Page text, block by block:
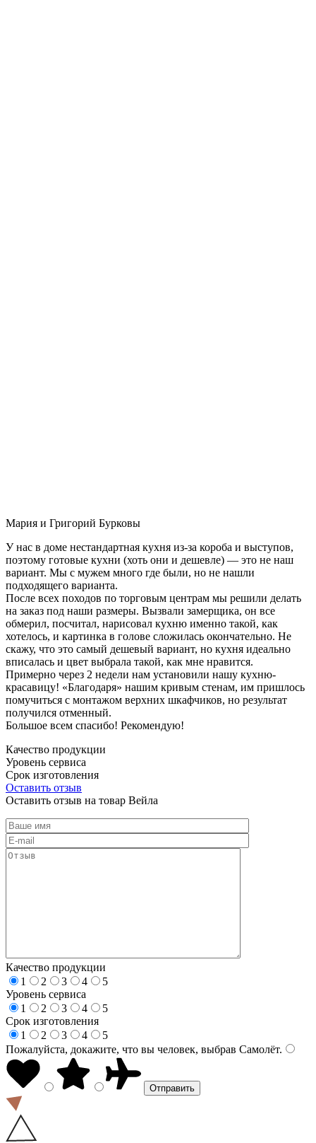
Мария и Григорий Бурковы
У нас в доме нестандартная кухня из-за короба и выступов,
поэтому готовые кухни (хоть они и дешевле) — это не наш
вариант. Мы с мужем много где были, но не нашли
подходящего варианта.
После всех походов по торговым центрам мы решили делать
на заказ под наши размеры. Вызвали замерщика, он все
обмерил, посчитал, нарисовал кухню именно такой, как
хотелось, и картинка в голове сложилась окончательно. Не
скажу, что это самый дешевый вариант, но кухня идеально
вписалась и цвет выбрала такой, как мне нравится.
Примерно через 2 недели нам установили нашу кухню-
красавицу! «Благодаря» нашим кривым стенам, им пришлось
помучиться с монтажом верхних шкафчиков, но результат
получился отменный.
Большое всем спасибо! Рекомендую!
Качество продукции
Уровень сервиса
Срок изготовления
Оставить отзыв
Оставить отзыв на товар Вейла
Качество продукции
1
2 3 4
5
Уровень сервиса
1
2 3 4
5
Срок изготовления
1
2 3 4
5
Пожалуйста, докажите, что вы человек, выбрав Самолёт.